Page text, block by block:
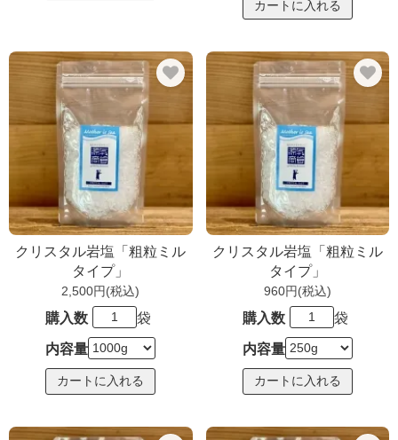
クリスタル岩塩「粗粒ミル
タイプ」
2,500円(税込)
購入数 袋
内容量
クリスタル岩塩「粗粒ミル
タイプ」
960円(税込)
購入数 袋
内容量